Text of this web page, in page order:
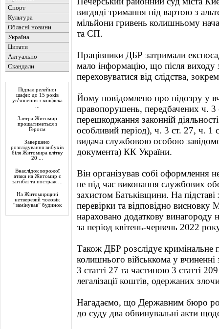
Спорт
Культура
Обласні новини
Україна
Цитати
Актуально
Скандали
Підпал релейної
шафи: до 15 років
ув’язнення з конфіска
Завтра Житомир
прощатиметься з
Героєм
Завершено
розслідування вибухів
біля Житомира влітку
20 ...
Внаслідок ворожої
атаки на Житомир є
загиблі та постраж ...
На Житомирщині
нетверезий чоловік
“замінував” будинок
вигдяді тримання під вартою з
мільйони гривень колишньому
та СП.
Працівники ДБР затримали
мало інформацію, що після виходу
переховуватися від слідства,
Йому повідомлено про підозру у
правопорушень, передбачених ч. 3
перешкоджання законній
особливий період), ч. 3 ст. 27, ч. 1
видача службовою особою
документа) КК України.
Він організував собі оформлення
не під час виконання службових
захистом Батьківщини. На
перевірки та відповідно
нараховано додаткову винагороду
за період квітень-червень 2022
Також ДБР розслідує кримінальне
колишнього військкома у
3 статті 27 та частиною 3 статті
легалізації коштів, одержаних
Нагадаємо, що Державним бюро
до суду два обвинувальні акти